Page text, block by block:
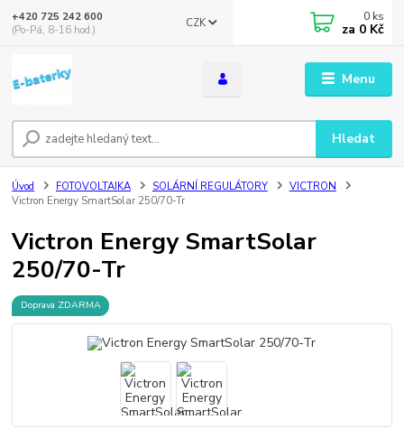
Menu
CZK
Hledat
+420 725 242 600
(Po-Pá, 8-16 hod.)
0 ks
za 0 Kč
Úvod FOTOVOLTAIKA SOLÁRNÍ REGULÁTORY
VICTRON
Victron Energy SmartSolar 250/70-Tr
Victron Energy SmartSolar
250/70-Tr
Doprava ZDARMA